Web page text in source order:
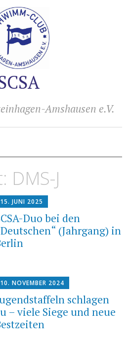
Amshausen e.V.
DMS-J
15. JUNI 2025
Duo bei den
(Jahrgang) in
10. NOVEMBER 2024
schlagen
– viele Siege und neue